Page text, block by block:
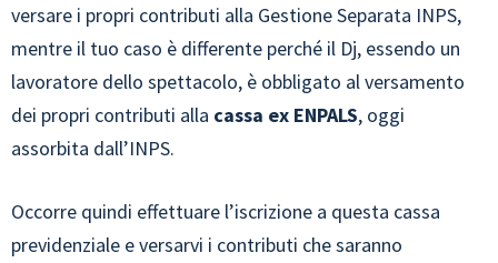
versare i propri contributi alla Gestione Separata INPS,
mentre il tuo caso è differente perché il Dj, essendo un
lavoratore dello spettacolo, è obbligato al versamento
dei propri contributi alla cassa ex ENPALS, oggi
assorbita dall’INPS.
Occorre quindi effettuare l’iscrizione a questa cassa
previdenziale e versarvi i contributi che saranno